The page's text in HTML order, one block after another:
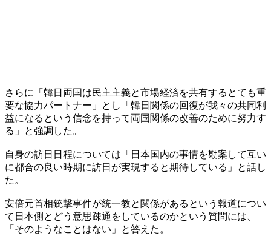
さらに「韓日両国は民主主義と市場経済を共有するとても重
要な協力パートナー」とし「韓日関係の回復が我々の共同利
益になるという信念を持って両国関係の改善のために努力す
る」と強調した。
自身の訪日日程については「日本国内の事情を勘案して互い
に都合の良い時期に訪日が実現すると期待している」と話し
た。
安倍元首相銃撃事件が統一教と関係があるという報道につい
て日本側とどう意思疎通をしているのかという質問には、
「そのようなことはない」と答えた。